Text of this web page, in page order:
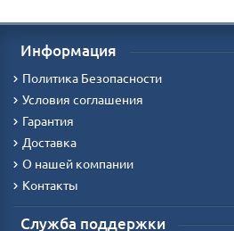
Информация
Политика Безопасности
Условия соглашения
Гарантия
Доставка
О нашей компании
Контакты
Служба поддержки